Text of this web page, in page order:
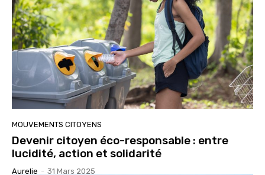
MOUVEMENTS CITOYENS
Devenir citoyen éco-responsable : entre
lucidité, action et solidarité
Aurelie - 31 Mars 2025